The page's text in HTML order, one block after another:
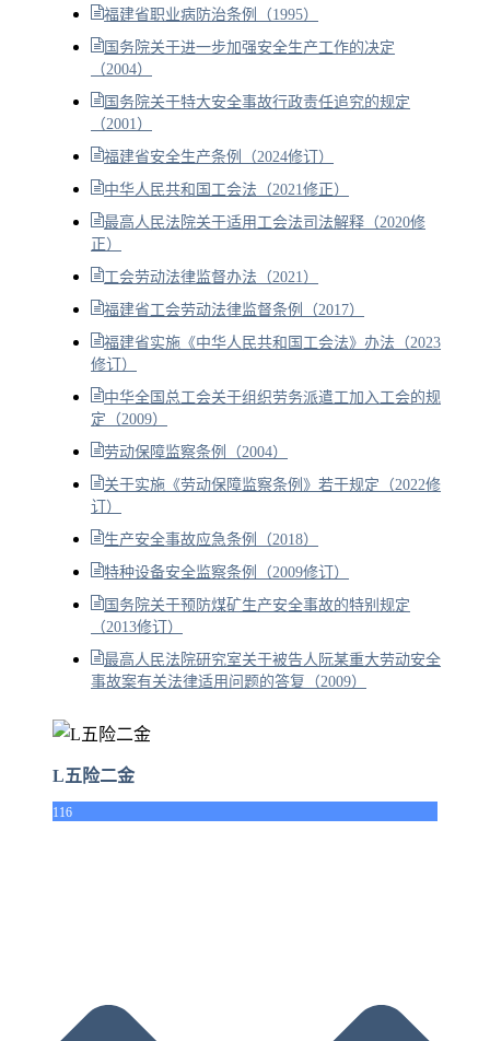
福建省职业病防治条例（1995）
国务院关于进一步加强安全生产工作的决定
（2004）
国务院关于特大安全事故行政责任追究的规定
（2001）
福建省安全生产条例（2024修订）
中华人民共和国工会法（2021修正）
最高人民法院关于适用工会法司法解释（2020修
正）
工会劳动法律监督办法（2021）
福建省工会劳动法律监督条例（2017）
福建省实施《中华人民共和国工会法》办法（2023
修订）
中华全国总工会关于组织劳务派遣工加入工会的规
定（2009）
劳动保障监察条例（2004）
关于实施《劳动保障监察条例》若干规定（2022修
订）
生产安全事故应急条例（2018）
特种设备安全监察条例（2009修订）
国务院关于预防煤矿生产安全事故的特别规定
（2013修订）
最高人民法院研究室关于被告人阮某重大劳动安全
事故案有关法律适用问题的答复（2009）
L五险二金
116